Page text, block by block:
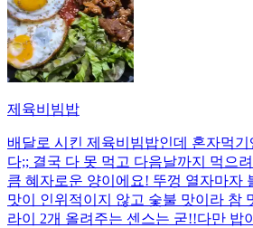
제육비빔밥
배달로 시킨 제육비빔밥인데 혼자먹기
다;; 결국 다 못 먹고 다음날까지 먹으
큼 혜자로운 양이에요! 뚜껑 열자마자
맛이 인위적이지 않고 숯불 맛이라 참
라이 2개 올려주는 센스는 굳!! ​다만 밥